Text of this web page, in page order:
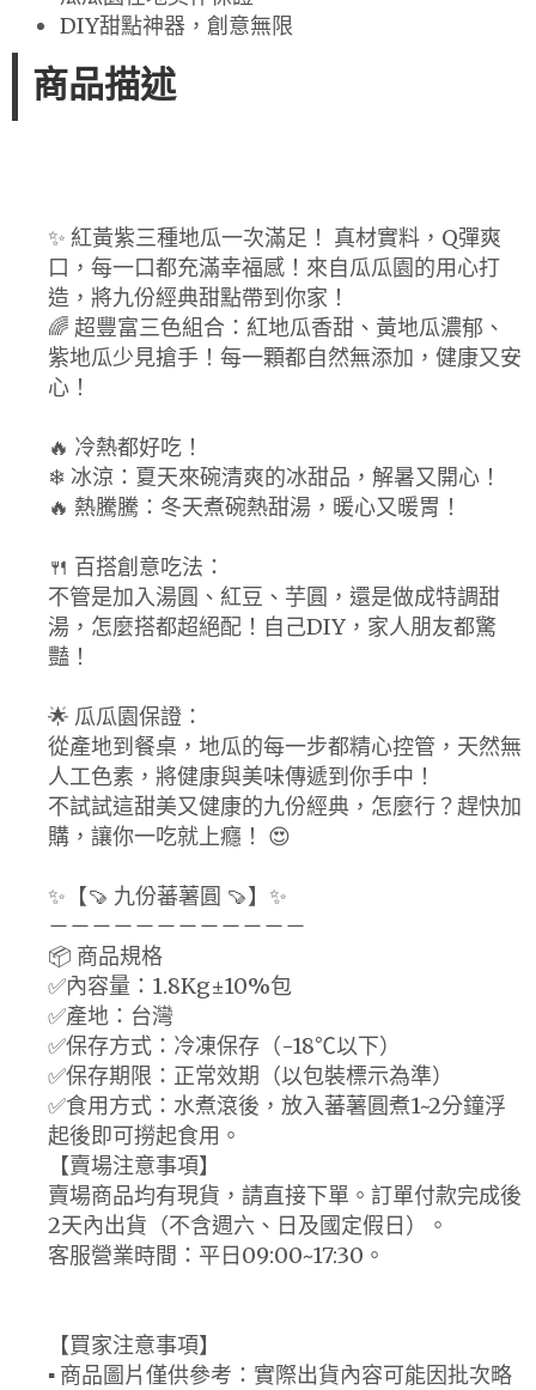
DIY甜點神器，創意無限
商品描述
✨ 紅黃紫三種地瓜一次滿足！ 真材實料，Q彈爽
口，每一口都充滿幸福感！來自瓜瓜園的用心打
造，將九份經典甜點帶到你家！
🌈 超豐富三色組合：紅地瓜香甜、黃地瓜濃郁、
紫地瓜少見搶手！每一顆都自然無添加，健康又安
心！
🔥 冷熱都好吃！
❄ 冰涼：夏天來碗清爽的冰甜品，解暑又開心！
🔥 熱騰騰：冬天煮碗熱甜湯，暖心又暖胃！
🍴 百搭創意吃法：
不管是加入湯圓、紅豆、芋圓，還是做成特調甜
湯，怎麼搭都超絕配！自己DIY，家人朋友都驚
豔！
🌟 瓜瓜園保證：
從產地到餐桌，地瓜的每一步都精心控管，天然無
人工色素，將健康與美味傳遞到你手中！
不試試這甜美又健康的九份經典，怎麼行？趕快加
購，讓你一吃就上癮！ 😍
✨【🍠 九份蕃薯圓 🍠】✨
－－－－－－－－－－－－
📦 商品規格
✅內容量：1.8Kg±10%包
✅產地：台灣
✅保存方式：冷凍保存（-18℃以下）
✅保存期限：正常效期（以包裝標示為準）
✅食用方式：水煮滾後，放入蕃薯圓煮1~2分鐘浮
起後即可撈起食用。
【賣場注意事項】
賣場商品均有現貨，請直接下單。訂單付款完成後
2天內出貨（不含週六、日及國定假日）。
客服營業時間：平日09:00~17:30。
【買家注意事項】
▪ 商品圖片僅供參考：實際出貨內容可能因批次略